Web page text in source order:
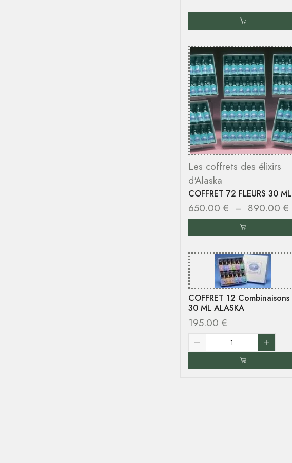
Les coffrets des élixirs
d'Alaska
COFFRET 72 FLEURS 30 ML
650.00 € – 890.00 €
COFFRET 12 Combinaisons
30 ML ALASKA
195.00 €